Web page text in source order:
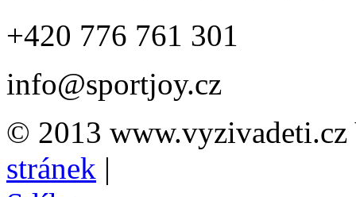
+420 776 761 301
info@sportjoy.cz
© 2013 www.vyzivadeti.cz
stránek |